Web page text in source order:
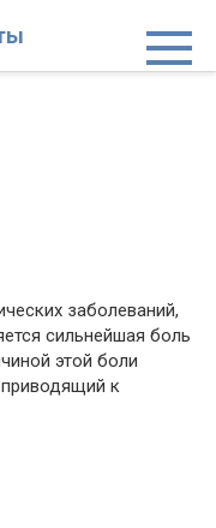
заболеваний,
сильнейшая боль
этой боли
приводящий к